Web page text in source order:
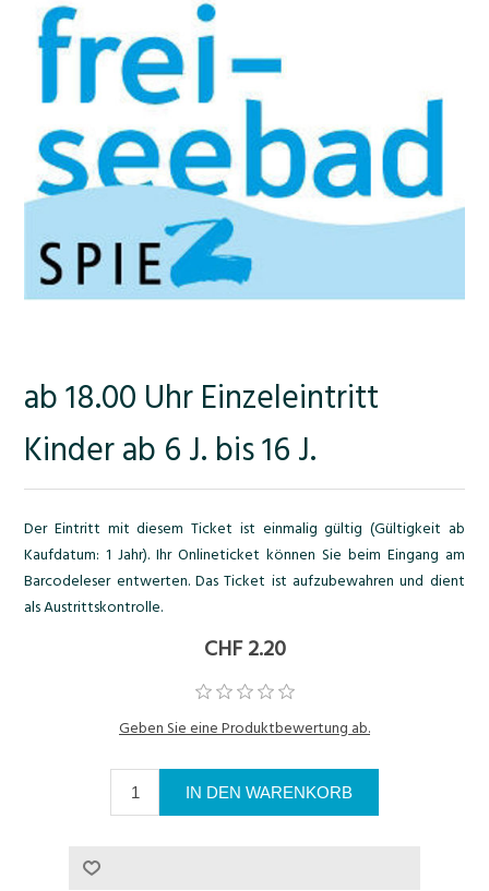
ab 18.00 Uhr Einzeleintritt
Kinder ab 6 J. bis 16 J.
Der Eintritt mit diesem Ticket ist einmalig gültig (Gültigkeit ab
Kaufdatum: 1 Jahr). Ihr Onlineticket können Sie beim Eingang am
Barcodeleser entwerten. Das Ticket ist aufzubewahren und dient
als Austrittskontrolle.
CHF 2.20
Geben Sie eine Produktbewertung ab.